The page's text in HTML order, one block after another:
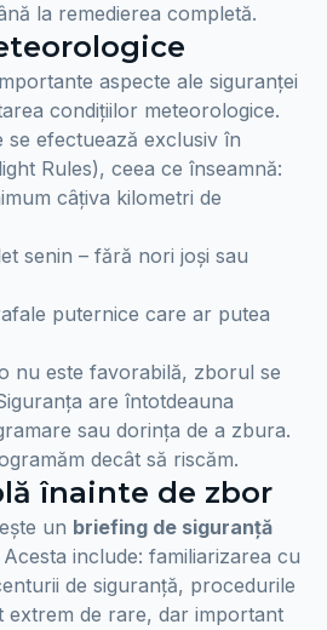
la remedierea completă.
aspecte ale siguranței
condițiilor meteorologice.
efectuează exclusiv în
Rules), ceea ce înseamnă:
câțiva kilometri de
senin – fără nori joși sau
puternice care ar putea
nu este favorabilă, zborul se
are întotdeauna
sau dorința de a zbura.
decât să riscăm.
înainte de zbor
un briefing de siguranță
include: familiarizarea cu
de siguranță, procedurile
extrem de rare, dar important